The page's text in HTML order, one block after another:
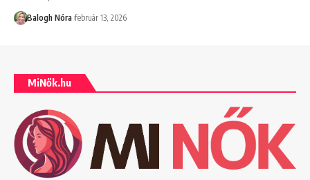
Balogh Nóra február 13, 2026
MiNők.hu